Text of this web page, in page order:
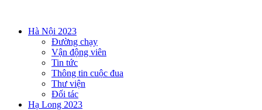
Hà Nội 2023
Đường chạy
Vận động viên
Tin tức
Thông tin cuộc đua
Thư viện
Đối tác
Hạ Long 2023